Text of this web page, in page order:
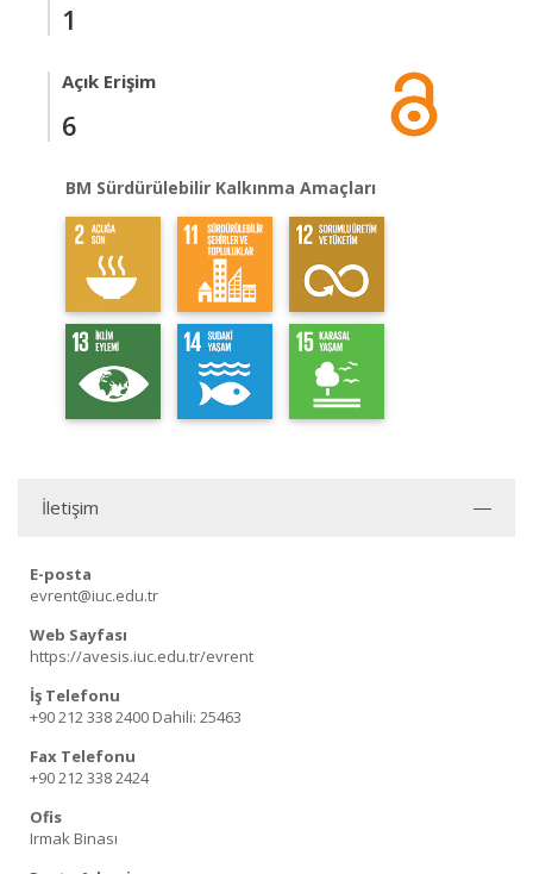
1
Açık Erişim
6
BM Sürdürülebilir Kalkınma Amaçları
İletişim
E-posta
evrent@iuc.edu.tr
Web Sayfası
https://avesis.iuc.edu.tr/evrent
İş Telefonu
+90 212 338 2400 Dahili: 25463
Fax Telefonu
+90 212 338 2424
Ofis
Irmak Binası